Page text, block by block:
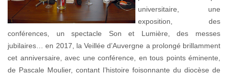
universitaire, une
exposition, des
conférences, un spectacle Son et Lumière, des messes
jubilaires… en 2017, la Veillée d’Auvergne a prolongé brillamment
cet anniversaire, avec une conférence, en tous points éminente,
de Pascale Moulier, contant l’histoire foisonnante du diocèse de